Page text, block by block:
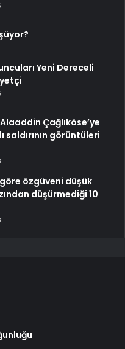
Yeni Dereceli
Çağlıköse’ye
saldırının görüntüleri
özgüveni düşük
düşürmediği 10